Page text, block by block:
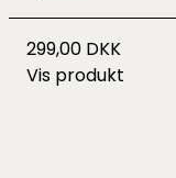
299,00 DKK
Vis produkt